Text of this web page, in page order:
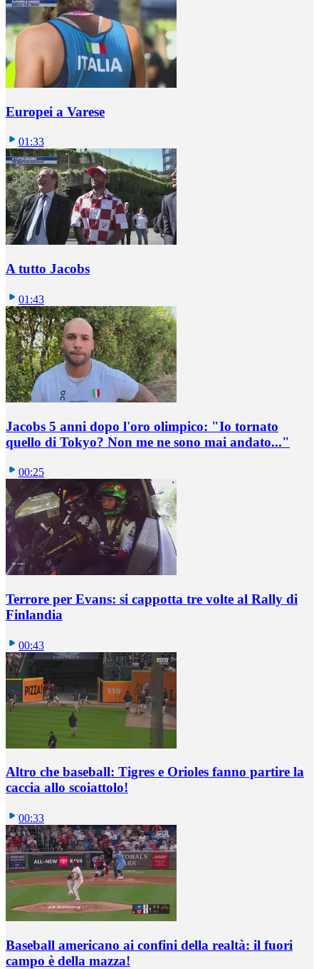
Europei a Varese
01:33
A tutto Jacobs
01:43
Jacobs 5 anni dopo l'oro olimpico: "Io tornato
quello di Tokyo? Non me ne sono mai andato..."
00:25
Terrore per Evans: si cappotta tre volte al Rally di
Finlandia
00:43
Altro che baseball: Tigres e Orioles fanno partire la
caccia allo scoiattolo!
00:33
Baseball americano ai confini della realtà: il fuori
campo è della mazza!